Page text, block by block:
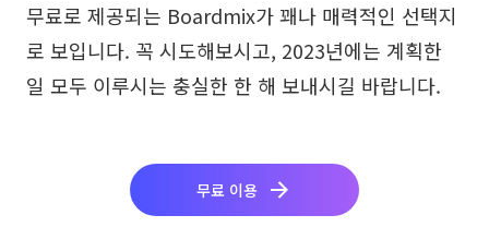
무료로 제공되는 Boardmix가 꽤나 매력적인 선택지
로 보입니다. 꼭 시도해보시고, 2023년에는 계획한
일 모두 이루시는 충실한 한 해 보내시길 바랍니다.
무료 이용